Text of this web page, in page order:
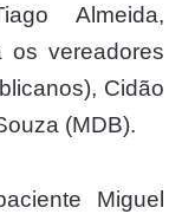
Almeida,
os vereadores
Cidão
(MDB).
Miguel